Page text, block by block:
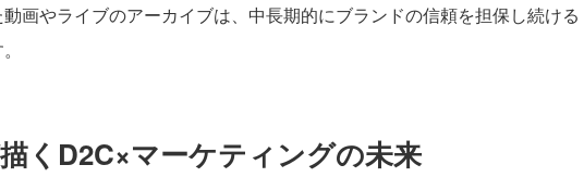
画やライブのアーカイブは、中長期的にブランドの信頼を担保し続ける
くD2C×マーケティングの未来